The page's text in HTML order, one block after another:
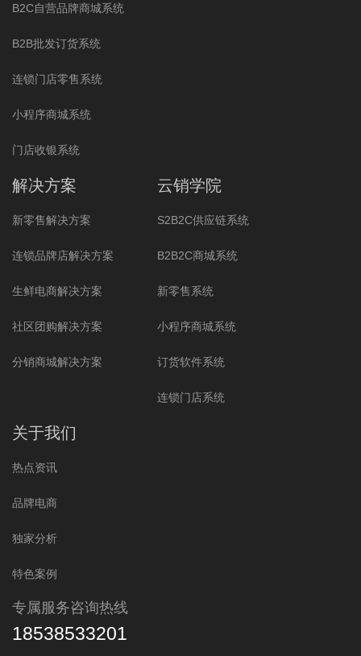
B2C自营品牌商城系统
B2B批发订货系统
连锁门店零售系统
小程序商城系统
门店收银系统
解决方案
新零售解决方案
连锁品牌店解决方案
生鲜电商解决方案
社区团购解决方案
分销商城解决方案
云销学院
S2B2C供应链系统
B2B2C商城系统
新零售系统
小程序商城系统
订货软件系统
连锁门店系统
关于我们
热点资讯
品牌电商
独家分析
特色案例
专属服务咨询热线
18538533201